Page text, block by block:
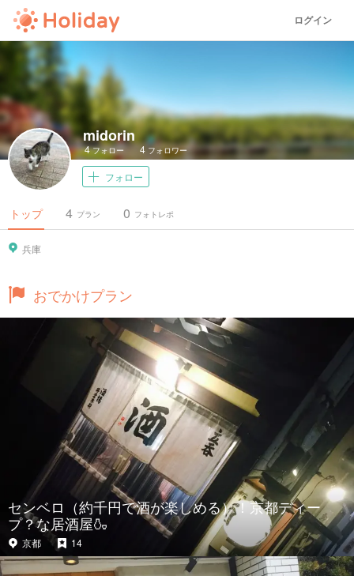
ログイン
midorin
4フォロー 4 フォロワー
フォロー
トップ プラン
4 フォトレポ
0
兵庫
おでかけプラン
センベロ（約千円で酒が楽しめる）！京都ディー
プ？な居酒屋🍶
京都 14